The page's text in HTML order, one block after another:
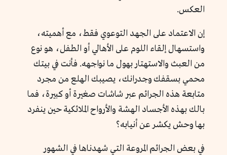
العكس.
إن الاعتماد على الجهد التوعوي فقط، مع أهميته،
واستسهال إلقاء اللوم على الأهالي أو الطفل، هو نوع
من العبث والاستهتار بهول ما نواجهه. فأنت في بيتك
محمي بسقفك وجدرانك، يصيبك الهلع من مجرد
متابعة هذه الجرائم عبر شاشات صغيرة أو كبيرة، فما
بالك بهذه الأجساد الهشة والأرواح الملائكية حين ينفرد
بها وحش يكشر عن أنيابه؟
في بعض الجرائم المروعة التي شهدناها في الشهور